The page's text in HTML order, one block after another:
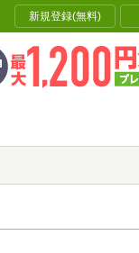
新規登録(無料)